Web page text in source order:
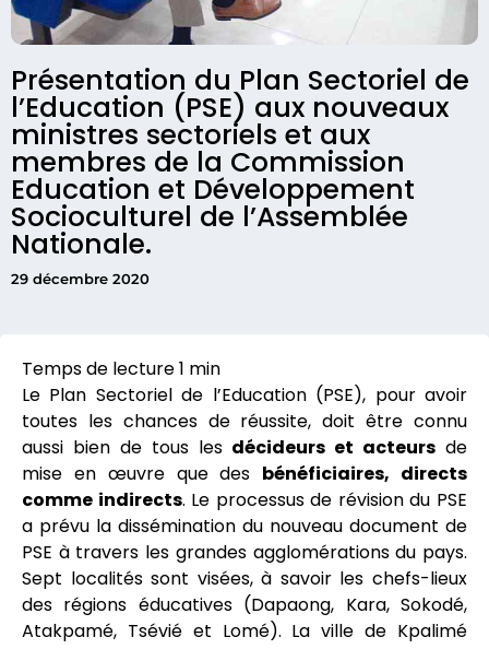
Présentation du Plan Sectoriel de
l’Education (PSE) aux nouveaux
ministres sectoriels et aux
membres de la Commission
Education et Développement
Socioculturel de l’Assemblée
Nationale.
29 décembre 2020
Le Plan Sectoriel de l’Education (PSE), pour avoir
toutes les chances de réussite, doit être connu
aussi bien de tous les décideurs et acteurs de
mise en œuvre que des bénéficiaires, directs
comme indirects. Le processus de révision du PSE
a prévu la dissémination du nouveau document de
PSE à travers les grandes agglomérations du pays.
Sept localités sont visées, à savoir les chefs-lieux
des régions éducatives (Dapaong, Kara, Sokodé,
Atakpamé, Tsévié et Lomé). La ville de Kpalimé